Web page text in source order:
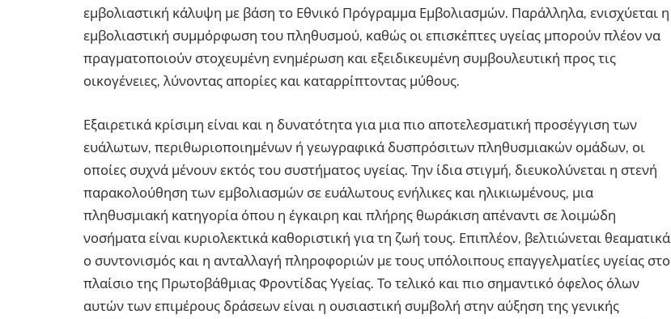
εμβολιαστική κάλυψη με βάση το Εθνικό Πρόγραμμα Εμβολιασμών. Παράλληλα, ενισχύεται η
εμβολιαστική συμμόρφωση του πληθυσμού, καθώς οι επισκέπτες υγείας μπορούν πλέον να
πραγματοποιούν στοχευμένη ενημέρωση και εξειδικευμένη συμβουλευτική προς τις
οικογένειες, λύνοντας απορίες και καταρρίπτοντας μύθους.
Εξαιρετικά κρίσιμη είναι και η δυνατότητα για μια πιο αποτελεσματική προσέγγιση των
ευάλωτων, περιθωριοποιημένων ή γεωγραφικά δυσπρόσιτων πληθυσμιακών ομάδων, οι
οποίες συχνά μένουν εκτός του συστήματος υγείας. Την ίδια στιγμή, διευκολύνεται η στενή
παρακολούθηση των εμβολιασμών σε ευάλωτους ενήλικες και ηλικιωμένους, μια
πληθυσμιακή κατηγορία όπου η έγκαιρη και πλήρης θωράκιση απέναντι σε λοιμώδη
νοσήματα είναι κυριολεκτικά καθοριστική για τη ζωή τους. Επιπλέον, βελτιώνεται θεαματικά
ο συντονισμός και η ανταλλαγή πληροφοριών με τους υπόλοιπους επαγγελματίες υγείας στο
πλαίσιο της Πρωτοβάθμιας Φροντίδας Υγείας. Το τελικό και πιο σημαντικό όφελος όλων
αυτών των επιμέρους δράσεων είναι η ουσιαστική συμβολή στην αύξηση της γενικής